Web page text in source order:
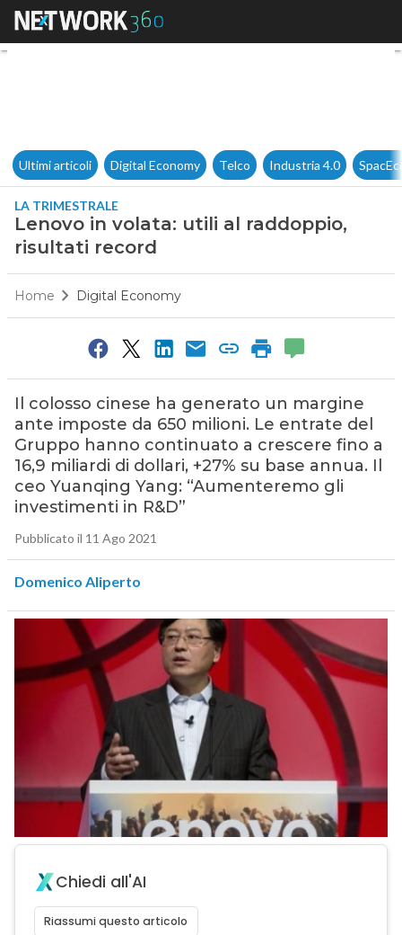
Lenovo in volata: utili al
Ultimi articoli Digital Economy Telco Industria 4.0
LA TRIMESTRALE
Lenovo in volata: utili al raddoppio,
risultati record
Home Digital Economy
Il colosso cinese ha generato un margine
ante imposte da 650 milioni. Le entrate del
Gruppo hanno continuato a crescere fino a
16,9 miliardi di dollari, +27% su base annua. Il
ceo Yuanqing Yang: “Aumenteremo gli
investimenti in R&D”
Pubblicato il 11 Ago 2021
Domenico Aliperto
Chiedi all'AI
Riassumi questo articolo